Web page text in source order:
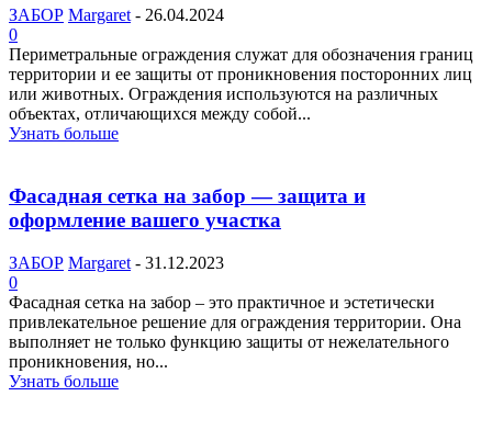
ЗАБОР Margaret - 26.04.2024
0
Периметральные ограждения служат для обозначения границ
территории и ее защиты от проникновения посторонних лиц
или животных. Ограждения используются на различных
объектах, отличающихся между собой...
Узнать больше
Фасадная сетка на забор — защита и
оформление вашего участка
ЗАБОР Margaret - 31.12.2023
0
Фасадная сетка на забор – это практичное и эстетически
привлекательное решение для ограждения территории. Она
выполняет не только функцию защиты от нежелательного
проникновения, но...
Узнать больше